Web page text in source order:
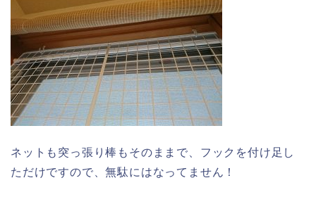
ネットも突っ張り棒もそのままで、フックを付け足し
ただけですので、無駄にはなってません！